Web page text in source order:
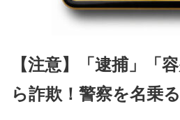
【注意】「逮捕」「
ら詐欺！警察を名乗